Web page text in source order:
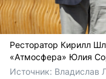
Ресторатор Кирилл
«Атмосфера» Юлия
Источник: Владислав